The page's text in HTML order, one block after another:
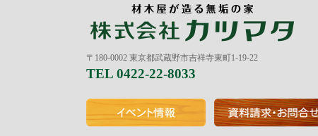
〒180-0002 東京都武蔵野市吉祥寺東町1-19-22
TEL 0422-22-8033